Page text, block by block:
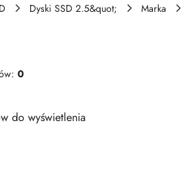
Dyski SSD 2.5&quot; Marka
0
do wyświetlenia